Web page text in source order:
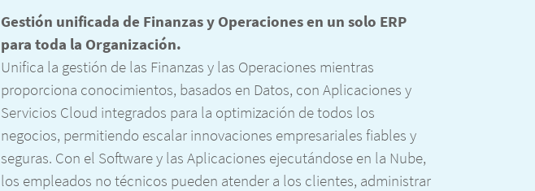
Gestión unificada de Finanzas y Operaciones en un solo ERP
para toda la Organización.
Unifica la gestión de las Finanzas y las Operaciones mientras
proporciona conocimientos, basados en Datos, con Aplicaciones y
Servicios Cloud integrados para la optimización de todos los
negocios, permitiendo escalar innovaciones empresariales fiables y
seguras. Con el Software y las Aplicaciones ejecutándose en la Nube,
los empleados no técnicos pueden atender a los clientes, administrar